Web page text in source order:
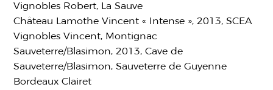
Vignobles Robert, La Sauve
Château Lamothe Vincent « Intense », 2013, SCEA
Vignobles Vincent, Montignac
Sauveterre/Blasimon, 2013, Cave de
Sauveterre/Blasimon, Sauveterre de Guyenne
Bordeaux Clairet